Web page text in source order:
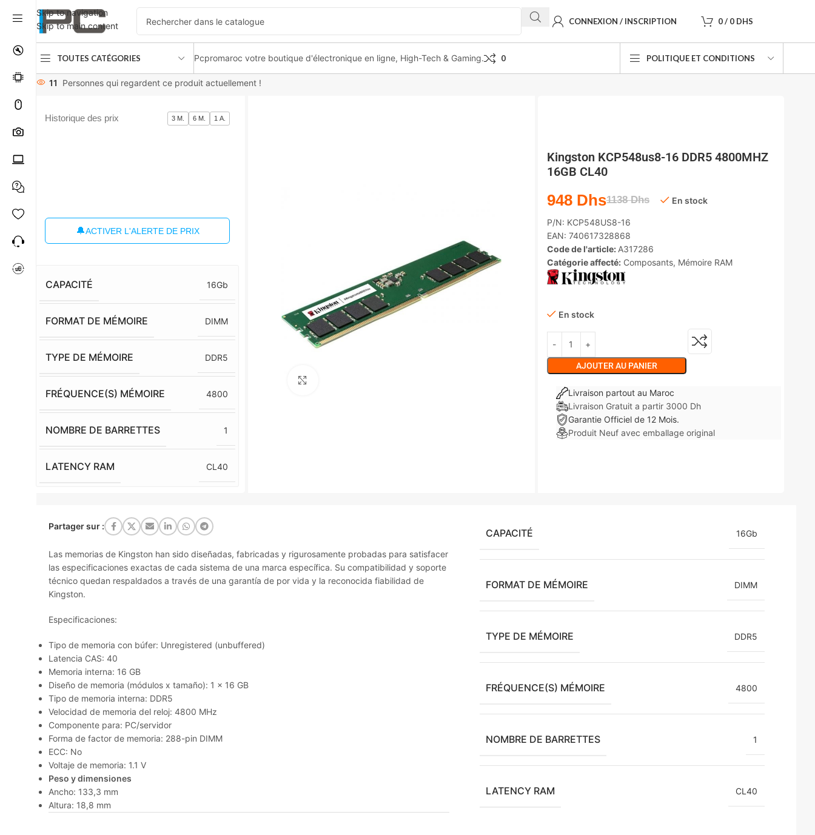
Skip to navigation
Skip to main content
CONNEXION / INSCRIPTION 0/ 0 DHS
TOUTES CATÉGORIES Pcpromaroc votre boutique d'électronique en ligne, High-Tech & Gaming. 0 POLITIQUE ET CONDITIONS
Accueil Composants Mémoire RAM
Kingston KCP548us8-16 DDR5 4800MHZ 16GB CL40
11
Personnes qui regardent ce produit actuellement !
Historique des prix 3 M. 6 M. 1 A.
🔔ACTIVER L'ALERTE DE PRIX
CAPACITÉ 16Gb
FORMAT DE MÉMOIRE DIMM
TYPE DE MÉMOIRE DDR5
FRÉQUENCE(S) MÉMOIRE 4800
NOMBRE DE BARRETTES 1
LATENCY RAM CL40
Kingston KCP548us8-16 DDR5 4800MHZ
16GB CL40
1138Dhs
948 Dhs En stock
P/N: KCP548US8-16
EAN: 740617328868
Code de l'article: A317286
Catégorie affecté: Composants, Mémoire RAM
En stock
AJOUTER AU PANIER
Livraison partout au Maroc
Livraison Gratuit a partir 3000 Dh
Garantie Officiel de 12 Mois.
Produit Neuf avec emballage original
Partager sur :
Las memorias de Kingston han sido diseñadas, fabricadas y rigurosamente probadas para satisfacer
las especificaciones exactas de cada sistema de una marca específica. Su compatibilidad y soporte
técnico quedan respaldados a través de una garantía de por vida y la reconocida fiabilidad de
Kingston.
Especificaciones:
Tipo de memoria con búfer: Unregistered (unbuffered)
Latencia CAS: 40
Memoria interna: 16 GB
Diseño de memoria (módulos x tamaño): 1 x 16 GB
Tipo de memoria interna: DDR5
Velocidad de memoria del reloj: 4800 MHz
Componente para: PC/servidor
Forma de factor de memoria: 288-pin DIMM
ECC: No
Voltaje de memoria: 1.1 V
Peso y dimensiones
Ancho: 133,3 mm
Altura: 18,8 mm
CAPACITÉ 16Gb
FORMAT DE MÉMOIRE DIMM
TYPE DE MÉMOIRE DDR5
FRÉQUENCE(S) MÉMOIRE 4800
NOMBRE DE BARRETTES 1
LATENCY RAM CL40